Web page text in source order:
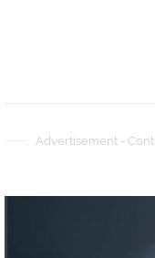
Advertisement -